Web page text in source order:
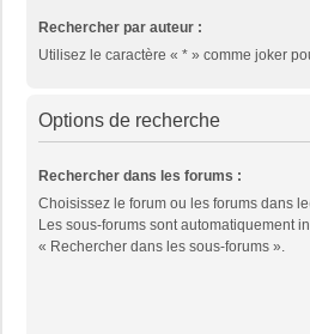
Rechercher par auteur :
Utilisez le caractère « * » comme joker
Options de recherche
Rechercher dans les forums :
Choisissez le forum ou les forums dans
Les sous-forums sont automatiquement
« Rechercher dans les sous-forums ».